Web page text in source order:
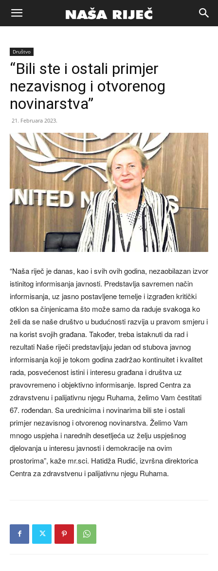
Naša
riječ
Društvo
“Bili ste i ostali primjer
nezavisnog i otvorenog
novinarstva”
21. Februara 2023.
“Naša riječ je danas, kao i svih ovih godina, nezaobilazan izvor
istinitog informisanja javnosti. Predstavlja savremen način
informisanja, uz jasno postavljene temelje i izgrađen kritički
otklon sa činjenicama što može samo da raduje svakoga ko
želi da se naše društvo u budućnosti razvija u pravom smjeru i
na korist svojih građana. Također, treba istaknuti da rad i
rezultati Naše riječi predstavljaju jedan od stubova javnog
informisanja koji je tokom godina zadržao kontinuitet i kvalitet
rada, posvećenost istini i interesu građana i društva uz
pravovremeno i objektivno informisanje. Ispred Centra za
zdravstvenu i palijativnu njegu Ruhama, želimo Vam čestitati
67. rođendan. Sa urednicima i novinarima bili ste i ostali
primjer nezavisnog i otvorenog novinarstva. Želimo Vam
mnogo uspjeha i narednih desetljeća uz želju uspješnog
djelovanja u interesu javnosti i demokracije na ovim
prostorima”, kaže mr.sci. Hatidža Rudić, izvršna direktorica
Centra za zdravstvenu i palijativnu njegu Ruhama.